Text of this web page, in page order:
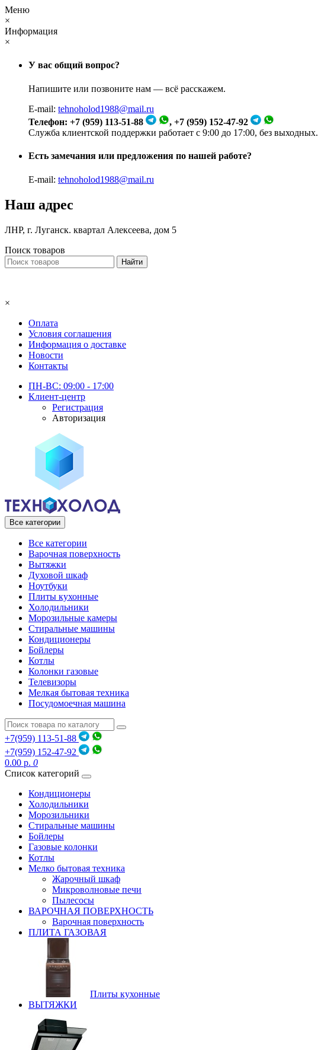
Меню
×
Информация
×
У вас общий вопрос?
Напишите или позвоните нам — всё расскажем.
E-mail: tehnoholod1988@mail.ru
Телефон: +7 (959) 113-51-88
, +7 (959) 152-47-92
Служба клиентской поддержки работает с 9:00 до 17:00, без выходных.
Есть замечания или предложения по нашей работе?
E-mail: tehnoholod1988@mail.ru
Наш адрес
ЛНР, г. Луганск. квартал Алексеева, дом 5
Поиск товаров
×
Оплата
Условия соглашения
Информация о доставке
Новости
Контакты
ПН-ВС: 09:00 - 17:00
Клиент-центр
Регистрация
Авторизация
Все категории
Все категории
Варочная поверхность
Вытяжки
Духовой шкаф
Ноутбуки
Плиты кухонные
Холодильники
Морозильные камеры
Стиральные машины
Кондиционеры
Бойлеры
Котлы
Колонки газовые
Телевизоры
Мелкая бытовая техника
Посудомоечная машина
+7(959) 113-51-88
+7(959) 152-47-92
0.00 р. 0
Список категорий
Кондиционеры
Холодильники
Морозильники
Стиральные машины
Бойлеры
Газовые колонки
Котлы
Мелко бытовая техника
Жарочный шкаф
Микроволновые печи
Пылесосы
ВАРОЧНАЯ ПОВЕРХНОСТЬ
Варочная поверхность
ПЛИТА ГАЗОВАЯ
Плиты кухонные
ВЫТЯЖКИ